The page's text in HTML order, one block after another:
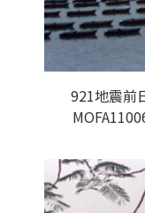
921地震前